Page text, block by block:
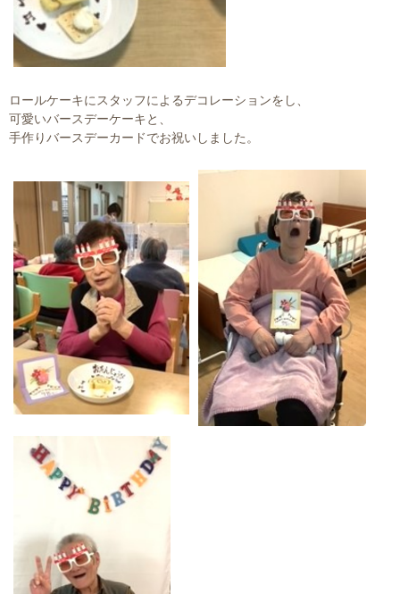
ロールケーキにスタッフによるデコレーションをし、
可愛いバースデーケーキと、
手作りバースデーカードでお祝いしました。